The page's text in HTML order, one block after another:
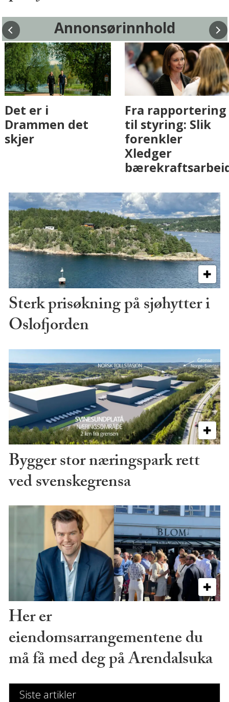
Annonsørinnhold
Fenistra endrer
eiendomsbransjen
med AI. Slik ser vi
Det er i
Drammen det
skjer
Sterk prisøkning på sjøhytter i
Oslofjorden
Bygger stor næringspark rett
ved svenskegrensa
Her er
eiendomsarrangementene du
må få med deg på Arendalsuka
Siste artikler